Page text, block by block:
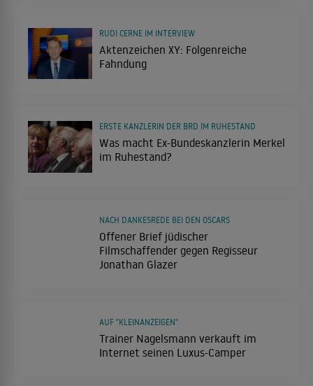
Aktenzeichen XY: Folgenreiche
Fahndung
RUDI CERNE IM INTERVIEW
Was macht Ex-Bundeskanzlerin Merkel
im Ruhestand?
ERSTE KANZLERIN DER BRD IM RUHESTAND
Offener Brief jüdischer
Filmschaffender gegen Regisseur
Jonathan Glazer
NACH DANKESREDE BEI DEN OSCARS
Trainer Nagelsmann verkauft im
Internet seinen Luxus-Camper
AUF "KLEINANZEIGEN"